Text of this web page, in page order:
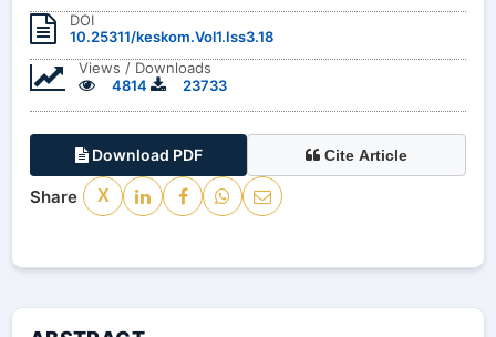
DOI
10.25311/keskom.Vol1.Iss3.18
Views / Downloads
4814
23733
Download PDF Cite Article
Share X